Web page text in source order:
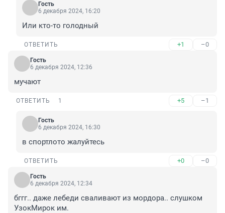
Гость
6 декабря 2024, 16:20
Или кто-то голодный
ОТВЕТИТЬ +1 –0
Гость
6 декабря 2024, 12:36
мучают
ОТВЕТИТЬ 1 +5 –1
Гость
6 декабря 2024, 16:30
в спортлото жалуйтесь
ОТВЕТИТЬ +0 –0
Гость
6 декабря 2024, 12:34
бггг.. даже лебеди сваливают из мордора.. слушком
УзокМирок им.